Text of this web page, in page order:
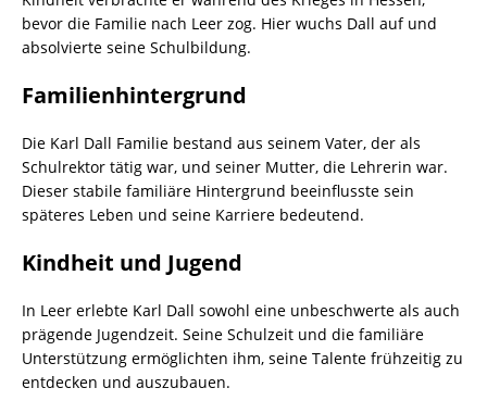
bevor die Familie nach Leer zog. Hier wuchs Dall auf und
absolvierte seine Schulbildung.
Familienhintergrund
Die Karl Dall Familie bestand aus seinem Vater, der als
Schulrektor tätig war, und seiner Mutter, die Lehrerin war.
Dieser stabile familiäre Hintergrund beeinflusste sein
späteres Leben und seine Karriere bedeutend.
Kindheit und Jugend
In Leer erlebte Karl Dall sowohl eine unbeschwerte als auch
prägende Jugendzeit. Seine Schulzeit und die familiäre
Unterstützung ermöglichten ihm, seine Talente frühzeitig zu
entdecken und auszubauen.